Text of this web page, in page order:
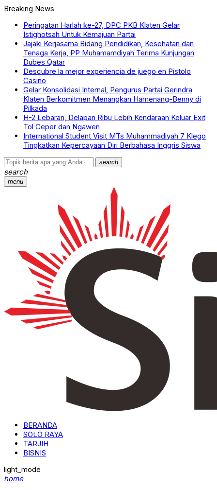
Breaking News
Peringatan Harlah ke-27, DPC PKB Klaten Gelar
Istighotsah Untuk Kemajuan Partai
Jajaki Kerjasama Bidang Pendidikan, Kesehatan dan
Tenaga Kerja, PP Muhamamdiyah Terima Kunjungan
Dubes Qatar
Descubre la mejor experiencia de juego en Pistolo
Casino
Gelar Konsolidasi Internal, Pengurus Partai Gerindra
Klaten Berkomitmen Menangkan Hamenang-Benny di
Pilkada
H-2 Lebaran, Delapan Ribu Lebih Kendaraan Keluar Exit
Tol Ceper dan Ngawen
International Student Visit MTs Muhammadiyah 7 Klego
Tingkatkan Kepercayaan Diri Berbahasa Inggris Siswa
search
search
menu
BERANDA
SOLO RAYA
TARJIH
BISNIS
light_mode
home